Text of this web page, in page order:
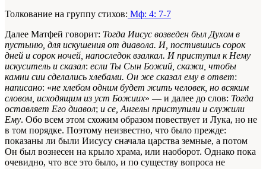
Толкование на группу стихов: Мф: 4: 7-7
Далее Матфей говорит: Тогда Иисус возведен был Духом в
пустыню, для искушения от диавола. И, постившись сорок
дней и сорок ночей, напоследок взалкал. И приступил к Нему
искуситель и сказал: если Ты Сын Божий, скажи, чтобы
камни сии сделались хлебами. Он же сказал ему в ответ:
написано: «не хлебом одним будет жить человек, но всяким
словом, исходящим из уст Божиих» — и далее до слов: Тогда
оставляет Его диавол; и се, Ангелы приступили и служили
Ему. Обо всем этом схожим образом повествует и Лука, но не
в том порядке. Поэтому неизвестно, что было прежде:
показаны ли были Иисусу сначала царства земные, а потом
Он был вознесен на крыло храма, или наоборот. Однако пока
очевидно, что все это было, и по существу вопроса не